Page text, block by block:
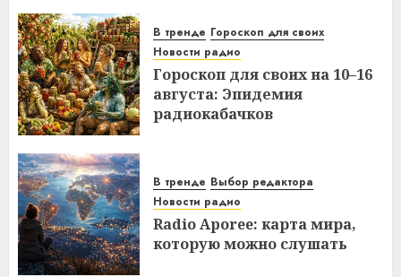
В тренде Гороскоп для своих
Новости радио
Гороскоп для своих на 10–16
августа: Эпидемия
радиокабачков
В тренде Выбор редактора
Новости радио
Radio Aporee: карта мира,
которую можно слушать